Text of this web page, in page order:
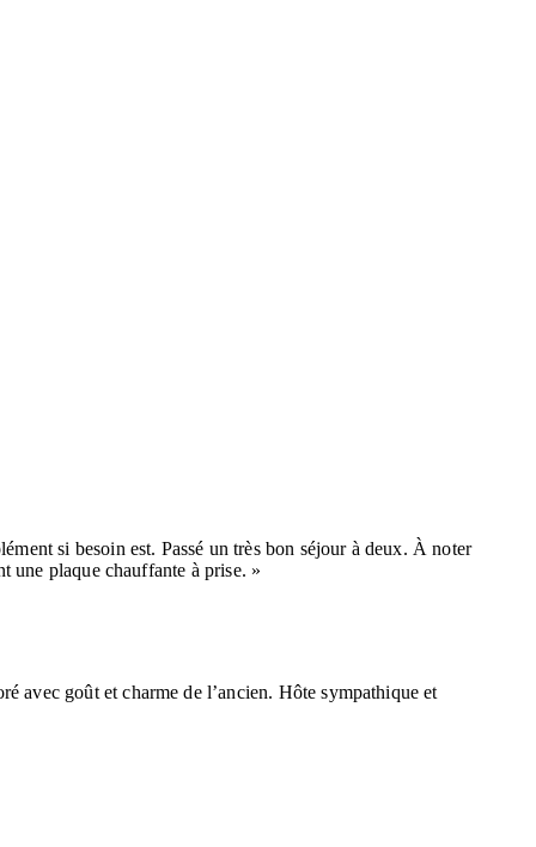
si besoin est. Passé un très bon séjour à deux. À noter
une plaque chauffante à prise. »
avec goût et charme de l’ancien. Hôte sympathique et